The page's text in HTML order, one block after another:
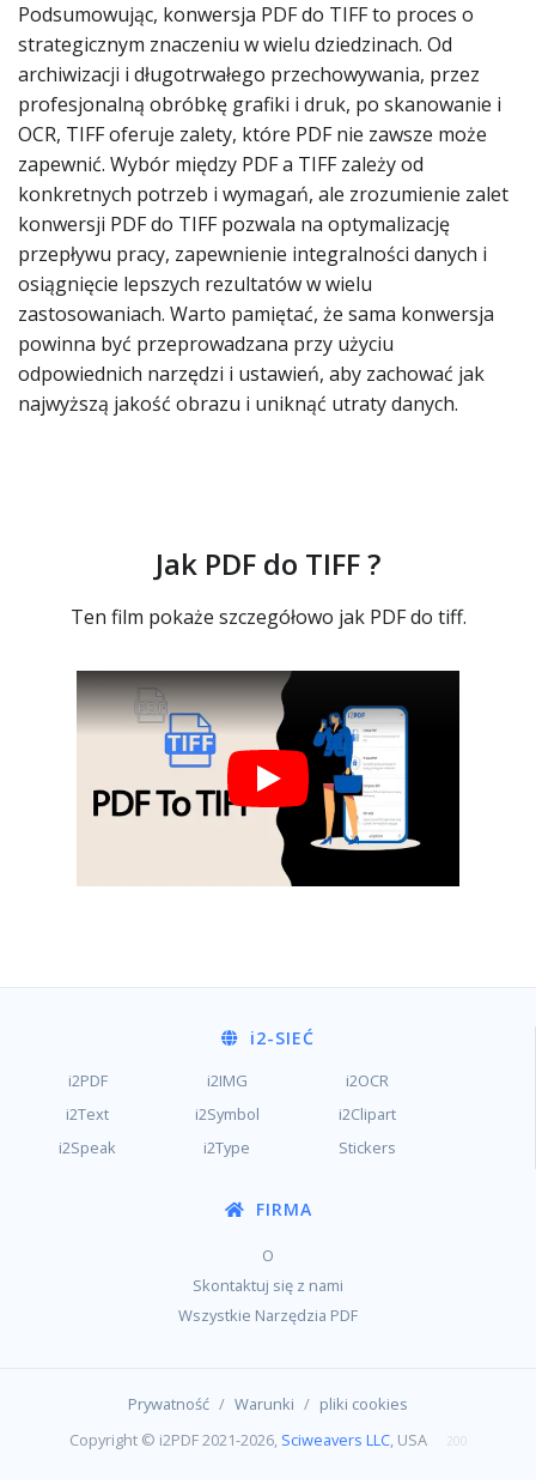
Podsumowując, konwersja PDF do TIFF to proces o
strategicznym znaczeniu w wielu dziedzinach. Od
archiwizacji i długotrwałego przechowywania, przez
profesjonalną obróbkę grafiki i druk, po skanowanie i
OCR, TIFF oferuje zalety, które PDF nie zawsze może
zapewnić. Wybór między PDF a TIFF zależy od
konkretnych potrzeb i wymagań, ale zrozumienie zalet
konwersji PDF do TIFF pozwala na optymalizację
przepływu pracy, zapewnienie integralności danych i
osiągnięcie lepszych rezultatów w wielu
zastosowaniach. Warto pamiętać, że sama konwersja
powinna być przeprowadzana przy użyciu
odpowiednich narzędzi i ustawień, aby zachować jak
najwyższą jakość obrazu i uniknąć utraty danych.
Jak PDF do TIFF ?
Ten film pokaże szczegółowo jak PDF do tiff.
i2-SIEĆ
i2PDF i2IMG
i2OCR
i2Text
i2Symbol
i2Clipart
i2Speak
i2Type Stickers
FIRMA
O
Skontaktuj się z nami
Wszystkie Narzędzia PDF
Prywatność / Warunki / pliki cookies
Copyright © i2PDF 2021-2026, Sciweavers LLC, USA 200